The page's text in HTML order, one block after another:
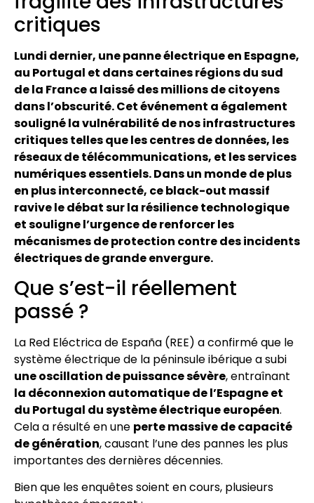
critiques
Lundi dernier, une panne électrique en Espagne,
au Portugal et dans certaines régions du sud
de la France a laissé des millions de citoyens
dans l’obscurité. Cet événement a également
souligné la vulnérabilité de nos infrastructures
critiques telles que les centres de données, les
réseaux de télécommunications, et les services
numériques essentiels. Dans un monde de plus
en plus interconnecté, ce black-out massif
ravive le débat sur la résilience technologique
et souligne l’urgence de renforcer les
mécanismes de protection contre des incidents
électriques de grande envergure.
Que s’est-il réellement
passé ?
La Red Eléctrica de España (REE) a confirmé que le
système électrique de la péninsule ibérique a subi
une oscillation de puissance sévère, entraînant
la déconnexion automatique de l’Espagne et
du Portugal du système électrique européen.
Cela a résulté en une perte massive de capacité
de génération, causant l’une des pannes les plus
importantes des dernières décennies.
Bien que les enquêtes soient en cours, plusieurs